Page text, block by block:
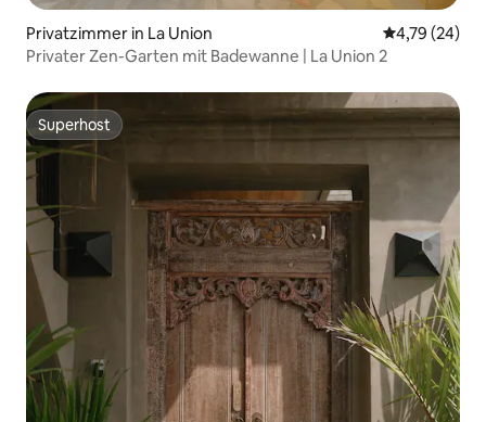
Privatzimmer in La Union
4,79 (24)
Privater Zen-Garten mit Badewanne | La Union 2
Superhost
Superhost